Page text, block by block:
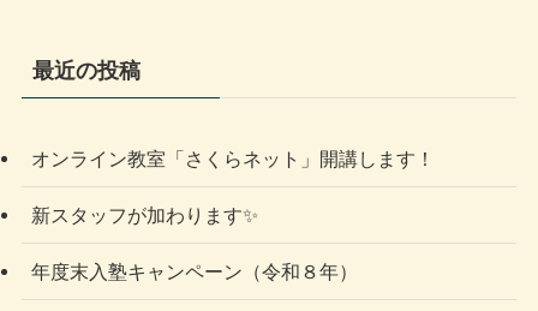
最近の投稿
オンライン教室「さくらネット」開講します！
新スタッフが加わります✨
年度末入塾キャンペーン（令和８年）